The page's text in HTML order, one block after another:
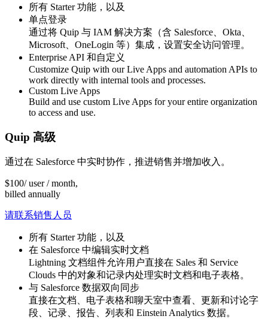
所有 Starter 功能，以及
单点登录
通过将 Quip 与 IAM 解决方案（含 Salesforce、Okta、
Microsoft、OneLogin 等）集成，设置安全访问管理。
Enterprise API 和自定义
Customize Quip with our Live Apps and automation APIs to
work directly with internal tools and processes.
Custom Live Apps
Build and use custom Live Apps for your entire organization
to access and use.
Quip 高级
通过在 Salesforce 中实时协作，推进销售并增加收入。
$100/ user / month,
billed annually
请联系销售人员
所有 Starter 功能，以及
在 Salesforce 中编辑实时文档
Lightning 文档组件允许用户直接在 Sales 和 Service
Clouds 中的对象和记录内处理实时文档和电子表格。
与 Salesforce 数据双向同步
直接在文档、电子表格和聊天室中查看、更新和讨论字
段、记录、报告、列表和 Einstein Analytics 数据。